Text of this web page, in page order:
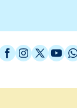
Facebook
Instagram
X /